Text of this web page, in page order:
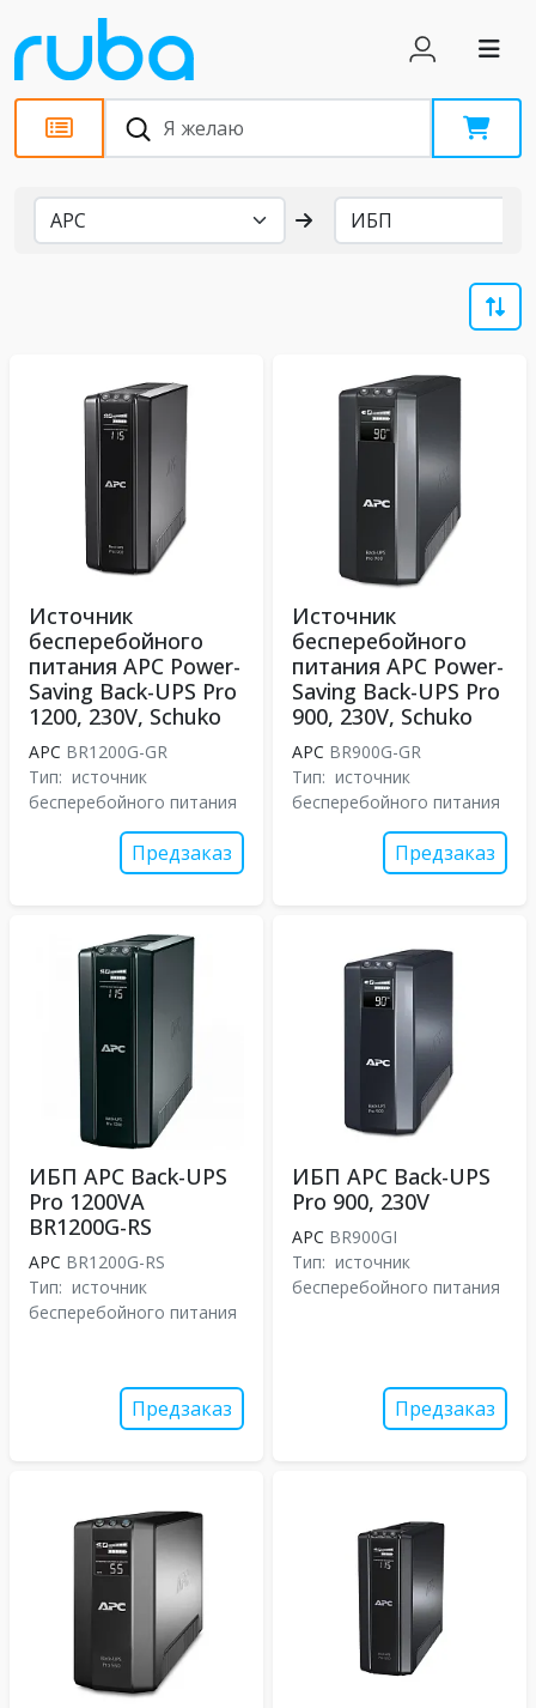
Бренды
Источник
бесперебойного
питания APC Power-
Saving Back-UPS Pro
1200, 230V, Schuko
APC BR1200G-GR
Тип: источник
бесперебойного питания
Предзаказ
Источник
бесперебойного
питания APC Power-
Saving Back-UPS Pro
900, 230V, Schuko
APC BR900G-GR
Тип: источник
бесперебойного питания
Предзаказ
ИБП APC Back-UPS
Pro 1200VA
BR1200G-RS
APC BR1200G-RS
Тип: источник
бесперебойного питания
Предзаказ
ИБП APC Back-UPS
Pro 900, 230V
APC BR900GI
Тип: источник
бесперебойного питания
Предзаказ